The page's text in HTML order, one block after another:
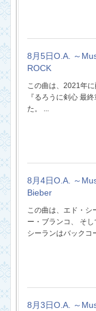
8月5日O.A. ～
ROCK
この曲は、2021年
『るろうに剣心 最
た。 ...
8月4日O.A. ～
Bieber
この曲は、エド・シ
ー・ブランコ、 そ
シーランはバックコ
8月3日O.A. ～